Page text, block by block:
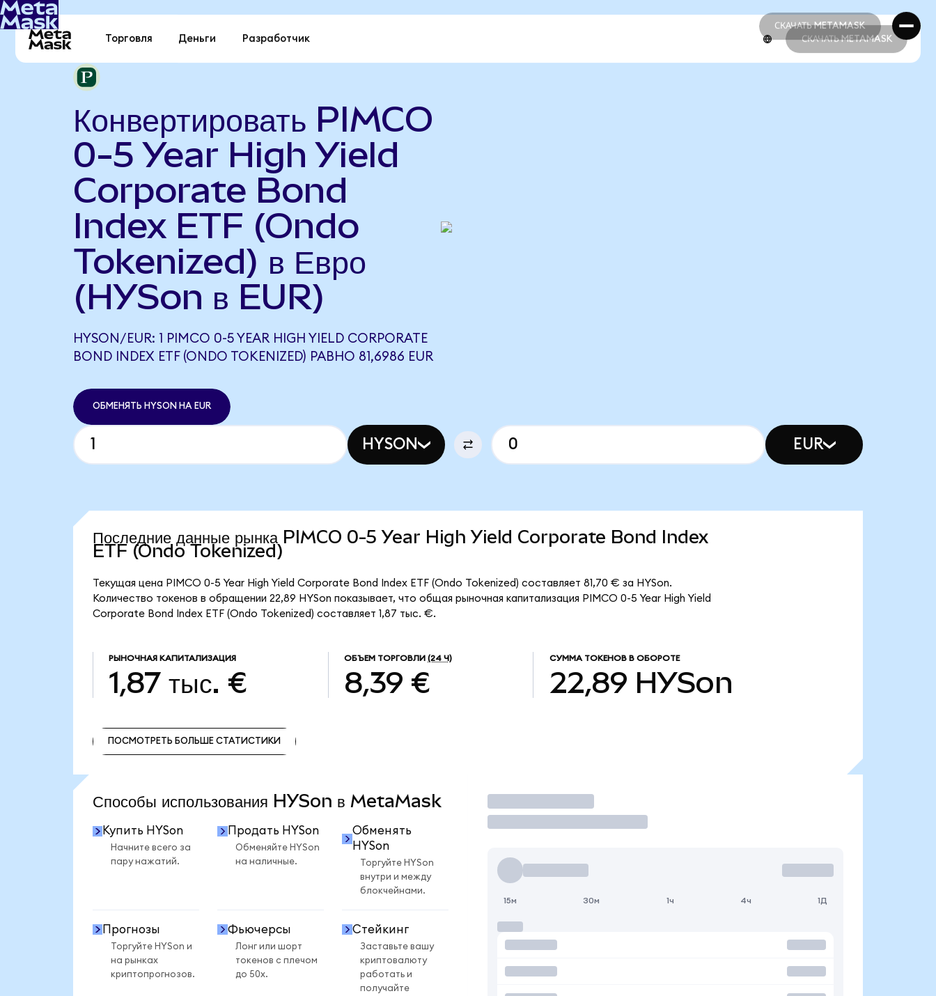
СКАЧАТЬ METAMASK
СКАЧАТЬ METAMASK
Торговля Деньги Разработчик СКАЧАТЬ METAMASK
Конвертировать PIMCO
0-5 Year High Yield
Corporate Bond
Index ETF (Ondo
Tokenized) в Евро
(HYSon в EUR)
HYSON/EUR: 1 PIMCO 0-5 YEAR HIGH YIELD CORPORATE
BOND INDEX ETF (ONDO TOKENIZED) РАВНО 81,6986 EUR
ОБМЕНЯТЬ HYSON НА EUR
HYSON EUR
Последние данные рынка PIMCO 0-5 Year High Yield Corporate Bond Index
ETF (Ondo Tokenized)
Текущая цена PIMCO 0-5 Year High Yield Corporate Bond Index ETF (Ondo Tokenized) составляет 81,70 € за HYSon.
Количество токенов в обращении 22,89 HYSon показывает, что общая рыночная капитализация PIMCO 0-5 Year High Yield
Corporate Bond Index ETF (Ondo Tokenized) составляет 1,87 тыс. €.
РЫНОЧНАЯ КАПИТАЛИЗАЦИЯ
1,87 тыс. €
ОБЪЕМ ТОРГОВЛИ (24 Ч)
8,39 €
СУММА ТОКЕНОВ В ОБОРОТЕ
22,89 HYSon
ПОСМОТРЕТЬ БОЛЬШЕ СТАТИСТИКИ
Способы использования HYSon в MetaMask
Купить HYSon
Начните всего за
пару нажатий.
Продать HYSon
Обменяйте HYSon
на наличные.
Обменять
HYSon
Торгуйте HYSon
внутри и между
блокчейнами.
Прогнозы
Торгуйте HYSon и
на рынках
криптопрогнозов.
Фьючерсы
Лонг или шорт
токенов с плечом
до 50x.
Стейкинг
Заставьте вашу
криптовалюту
работать и
получайте
Торговать
15м 30м 1ч 4ч 1Д